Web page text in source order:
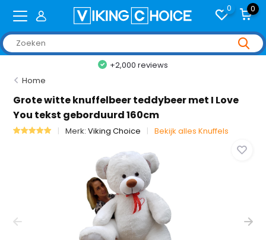
0 0
+2,000 reviews
Home
Grote witte knuffelbeer teddybeer met I Love
You tekst geborduurd 160cm
Merk:Viking Choice Bekijk alles Knuffels